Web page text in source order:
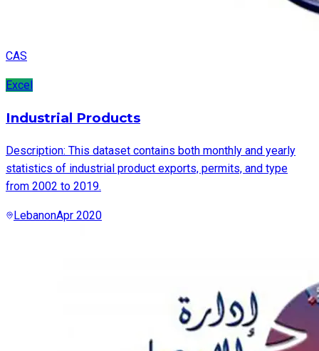
CAS
Excel
Industrial Products
Description: This dataset contains both monthly and yearly
statistics of industrial product exports, permits, and type
from 2002 to 2019.
LebanonApr 2020